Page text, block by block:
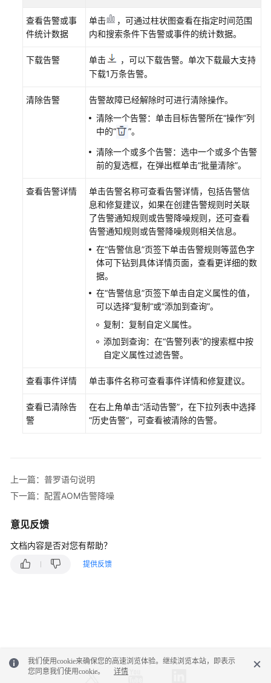
全
景
控
AOM（新
监
告
控
述
通
知
查看告警或事
件统计数据
单击
，可通过柱状图查看在指定时间范围
内和搜索条件下告警或事件的统计数据。
下载告警 单击
，可以下载告警。单次下载最大支持
下载1万条告警。
清除告警
告警故障已经解除时可进行清除操作。
清除一个告警：单击目标告警所在“操作”列
中的“
”。
清除一个或多个告警：选中一个或多个告警
前的复选框，在弹出框单击“批量清除”。
查看告警详情
单击告警名称可查看告警详情，包括告警信
息和修复建议，如果在创建告警规则时关联
了告警通知规则或告警降噪规则，还可查看
告警通知规则或告警降噪规则相关信息。
在“告警信息”页签下单击告警规则等蓝色字
体可下钻到具体详情页面，查看更详细的数
据。
在“告警信息”页签下单击自定义属性的值，
可以选择“复制”或“添加到查询”。
复制：复制自定义属性。
添加到查询：在“告警列表”的搜索框中按
自定义属性过滤告警。
查看事件详情 单击事件名称可查看事件详情和修复建议。
查看已清除告
警
在右上角单击“活动告警”，在下拉列表中选择
“历史告警”，可查看被清除的告警。
上一篇：普罗语句说明
下一篇：配置AOM告警降噪
意见反馈
文档内容是否对您有帮助？
提供反馈
我们使用cookie来确保您的高速浏览体验。继续浏览本站，即表示
您同意我们使用cookie。
详情